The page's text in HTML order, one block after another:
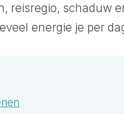
reisregio, schaduw
energie je per